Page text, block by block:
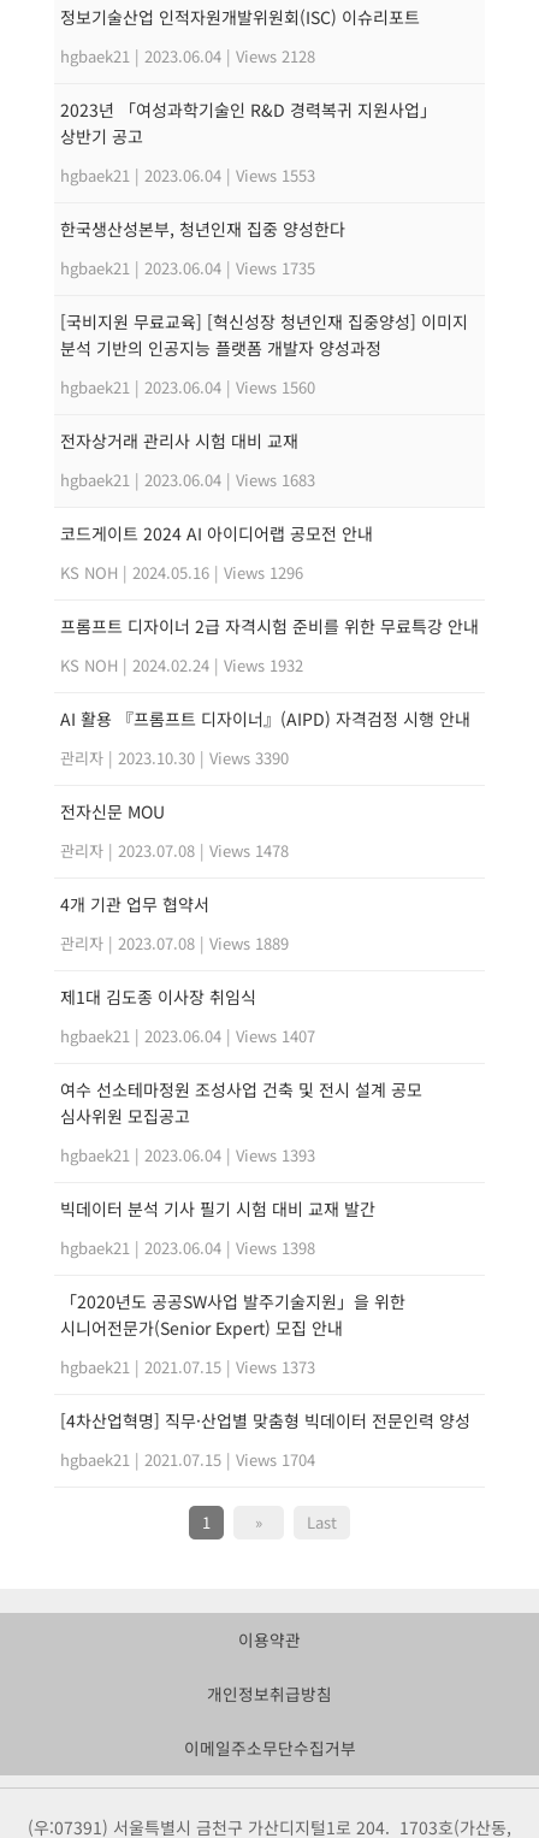
정보기술산업 인적자원개발위원회(ISC) 이슈리포트
hgbaek21 | 2023.06.04 | Views 2128
2023년 「여성과학기술인 R&D 경력복귀 지원사업」
상반기 공고
hgbaek21 | 2023.06.04 | Views 1553
한국생산성본부, 청년인재 집중 양성한다
hgbaek21 | 2023.06.04 | Views 1735
[국비지원 무료교육] [혁신성장 청년인재 집중양성] 이미지
분석 기반의 인공지능 플랫폼 개발자 양성과정
hgbaek21 | 2023.06.04 | Views 1560
전자상거래 관리사 시험 대비 교재
hgbaek21 | 2023.06.04 | Views 1683
코드게이트 2024 AI 아이디어랩 공모전 안내
KS NOH | 2024.05.16 | Views 1296
프롬프트 디자이너 2급 자격시험 준비를 위한 무료특강 안내
KS NOH | 2024.02.24 | Views 1932
AI 활용 『프롬프트 디자이너』(AIPD) 자격검정 시행 안내
관리자 | 2023.10.30 | Views 3390
전자신문 MOU
관리자 | 2023.07.08 | Views 1478
4개 기관 업무 협약서
관리자 | 2023.07.08 | Views 1889
제1대 김도종 이사장 취임식
hgbaek21 | 2023.06.04 | Views 1407
여수 선소테마정원 조성사업 건축 및 전시 설계 공모
심사위원 모집공고
hgbaek21 | 2023.06.04 | Views 1393
빅데이터 분석 기사 필기 시험 대비 교재 발간
hgbaek21 | 2023.06.04 | Views 1398
「2020년도 공공SW사업 발주기술지원」을 위한
시니어전문가(Senior Expert) 모집 안내
hgbaek21 | 2021.07.15 | Views 1373
[4차산업혁명] 직무·산업별 맞춤형 빅데이터 전문인력 양성
hgbaek21 | 2021.07.15 | Views 1704
1 » Last
이용약관
개인정보취급방침
이메일주소무단수집거부
(우:07391) 서울특별시 금천구 가산디지털1로 204. 1703호(가산동,